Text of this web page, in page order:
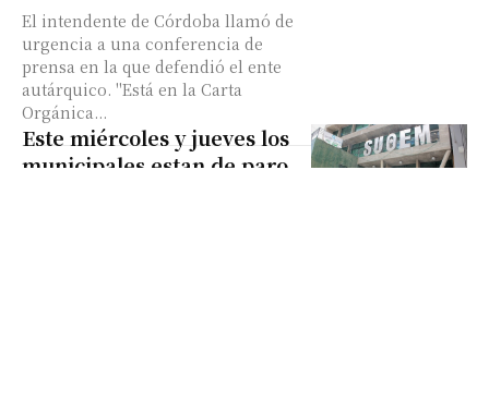
El intendente de Córdoba llamó de
urgencia a una conferencia de
prensa en la que defendió el ente
autárquico. "Está en la Carta
Orgánica...
Este miércoles y jueves los
municipales estan de paro